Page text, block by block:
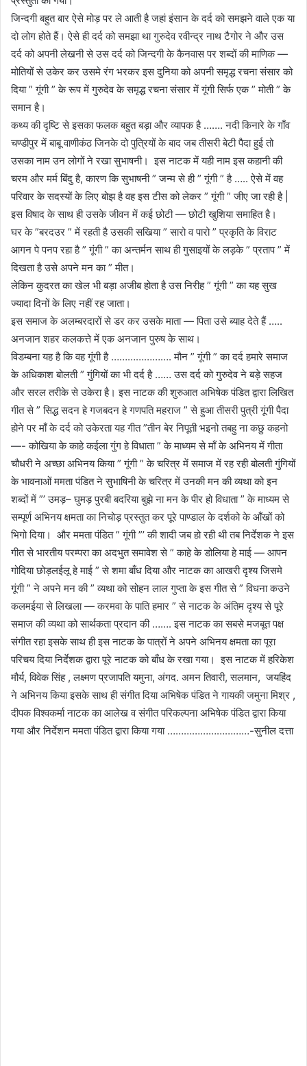
जिन्दगी बहुत बार ऐसे मोड़ पर ले आती है जहां इंसान के दर्द को समझने वाले एक या
दो लोग होते हैं। ऐसे ही दर्द को समझा था गुरुदेव रवीन्द्र नाथ टैगोर ने और उस
दर्द को अपनी लेखनी से उस दर्द को जिन्दगी के कैनवास पर शब्दों की माणिक —
मोतियों से उकेर कर उसमे रंग भरकर इस दुनिया को अपनी समृद्ध रचना संसार को
दिया ” गूंगी ” के रूप में गुरुदेव के समृद्ध रचना संसार में गूंगी सिर्फ एक ” मोती ” के
समान है।
कथ्य की दृष्टि से इसका फलक बहुत बड़ा और व्यापक है ……. नदी किनारे के गाँव
चण्डीपुर में बाबू वाणीकंठ जिनके दो पुत्रियों के बाद जब तीसरी बेटी पैदा हुई तो
उसका नाम उन लोगों ने रखा सुभाषनी। इस नाटक में यही नाम इस कहानी की
चरम और मर्म बिंदु है, कारण कि सुभाषनी ” जन्म से ही ” गूंगी ” है ….. ऐसे में वह
परिवार के सदस्यों के लिए बोझ है वह इस टीस को लेकर ” गूंगी ” जीए जा रही है |
इस विषाद के साथ ही उसके जीवन में कई छोटी — छोटी खुशिया समाहित है।
घर के ”बरदउर ” में रहती है उसकी सखिया ” सारो व पारो ” प्रकृति के विराट
आगन पे पनप रहा है ” गूंगी ” का अन्तर्मन साथ ही गुसाइयों के लड़के ” प्रताप ” में
दिखता है उसे अपने मन का ” मीत।
लेकिन कुदरत का खेल भी बड़ा अजीब होता है उस निरीह ” गूंगी ” का यह सुख
ज्यादा दिनों के लिए नहीं रह जाता।
इस समाज के अलम्बरदारों से डर कर उसके माता — पिता उसे ब्याह देते हैं …..
अनजान शहर कलकत्ते में एक अनजान पुरुष के साथ।
विडम्बना यह है कि वह गूंगी है …………………. मौन ” गूंगी ” का दर्द हमारे समाज
के अधिकाश बोलती ” गुंगियों का भी दर्द है …… उस दर्द को गुरुदेव ने बड़े सहज
और सरल तरीके से उकेरा है। इस नाटक की शुरुआत अभिषेक पंडित द्वारा लिखित
गीत से ” सिद्ध सदन हे गजबदन हे गणपति महराज ” से हुआ तीसरी पुत्री गूंगी पैदा
होने पर माँ के दर्द को उकेरता यह गीत ”तीन बेर निपूती भइनो तबहु ना कछु कहनो
—- कोखिया के काहे कईला गुंग हे विधाता ” के माध्यम से माँ के अभिनय में गीता
चौधरी ने अच्छा अभिनय किया ” गूंगी ” के चरित्र में समाज में रह रही बोलती गुंगियों
के भावनाओं ममता पंडित ने सुभाषिनी के चरित्र में उनकी मन की व्यथा को इन
शब्दों में ”’ उमड़– घुमड़ पुरबी बदरिया बुझे ना मन के पीर हो विधाता ” के माध्यम से
सम्पूर्ण अभिनय क्षमता का निचोड़ प्रस्तुत कर पूरे पाण्डाल के दर्शको के आँखों को
भिगो दिया। और ममता पंडित ” गूंगी ”’ की शादी जब हो रही थी तब निर्देशक ने इस
गीत से भारतीय परम्परा का अदभुत समावेश से ” काहे के डोलिया हे माई — आपन
गोदिया छोड़लईलू हे माई ” से शमा बाँध दिया और नाटक का आखरी दृश्य जिसमे
गूंगी ” ने अपने मन की ” व्यथा को सोहन लाल गुप्ता के इस गीत से ” विधना कउने
कलमईया से लिखला — करमवा के पाति हमार ” से नाटक के अंतिम दृश्य से पूरे
समाज की व्यथा को सार्थकता प्रदान की ……. इस नाटक का सबसे मजबूत पक्ष
संगीत रहा इसके साथ ही इस नाटक के पात्रों ने अपने अभिनय क्षमता का पूरा
परिचय दिया निर्देशक द्वारा पूरे नाटक को बाँध के रखा गया। इस नाटक में हरिकेश
मौर्य, विवेक सिंह , लक्ष्मण प्रजापति यमुना, अंगद. अमन तिवारी, सलमान, जयहिंद
ने अभिनय किया इसके साथ ही संगीत दिया अभिषेक पंडित ने गायकी जमुना मिश्र ,
दीपक विश्वकर्मा नाटक का आलेख व संगीत परिकल्पना अभिषेक पंडित द्वारा किया
गया और निर्देशन ममता पंडित द्वारा किया गया …………………………-सुनील दत्ता